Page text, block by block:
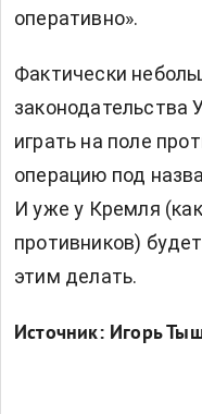
оперативно».
Фактически
законодательства
играть на поле
операцию под
И уже у Кремля
противников)
этим делать.
Источник: Игорь